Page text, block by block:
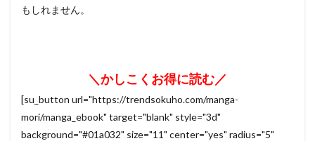
もしれません。
＼かしこくお得に読む／
[su_button url="https://trendsokuho.com/manga-
mori/manga_ebook" target="blank" style="3d"
background="#01a032" size="11" center="yes" radius="5"